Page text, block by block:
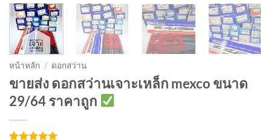
หน้าหลัก / ดอกสว่าน
ขายส่ง ดอกสว่านเจาะเหล็ก mexco ขนาด
29/64 ราคาถูก